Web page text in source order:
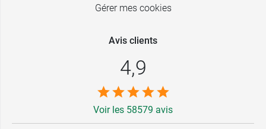
Gérer mes cookies
Avis clients
4,9
Voir les 58579 avis